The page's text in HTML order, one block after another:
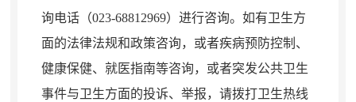
询电话（023-68812969）进行咨询。 如有卫生方
面的法律法规和政策咨询，或者疾病预防控制、
健康保健、就医指南等咨询， 或者突发公共卫生
事件与卫生方面的投诉、举报，请拨打卫生热线